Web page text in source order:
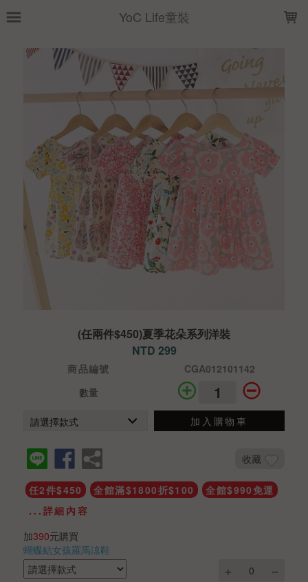
YoC Life童裝
(任兩件$450)夏季花朵系列洋裝
NTD 299
商品編號
CGA012101142
數量
加入購物車
收藏
任2件$450 全館滿$1800折$100
全館$990免運
...詳細內容
加390元購買
蝴蝶結女孩羅馬涼鞋